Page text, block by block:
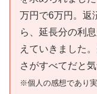
万円で6万円。返
ら、延長分の利
えていきました
さがすべてだと気
※個人の感想であり